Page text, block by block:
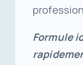
Formule